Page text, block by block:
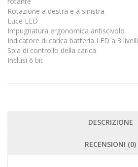
Rotazione a destra e a sinistra
Luce LED
Impugnatura ergonomica antiscivolo
Indicatore di carica batteria LED a 3 livelli
Spia di controllo della carica
Inclusi 6 bit
DESCRIZIONE
RECENSIONI (0)